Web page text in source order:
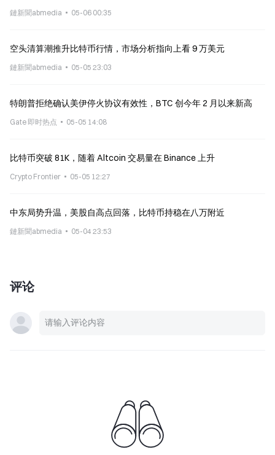
鏈新聞abmedia 05-06 00:35
空头清算潮推升比特币行情，市场分析指向上看 9 万美元
鏈新聞abmedia 05-05 23:03
特朗普拒绝确认美伊停火协议有效性，BTC 创今年 2 月以来新高
Gate 即时热点 05-05 14:08
比特币突破 81K，随着 Altcoin 交易量在 Binance 上升
Crypto Frontier 05-05 12:27
中东局势升温，美股自高点回落，比特币持稳在八万附近
鏈新聞abmedia 05-04 23:53
评论